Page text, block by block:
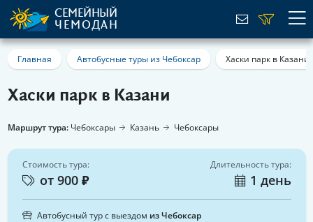
СЕМЕЙНЫЙ
ЧЕМОДАН
Главная Автобусные туры из Чебоксар Хаски парк в Казани
Хаски парк в Казани
Маршрут тура: Чебоксары Казань Чебоксары
Стоимость тура:
от 900 ₽
Длительность тура:
1 день
Автобусный тур с выездом из Чебоксар